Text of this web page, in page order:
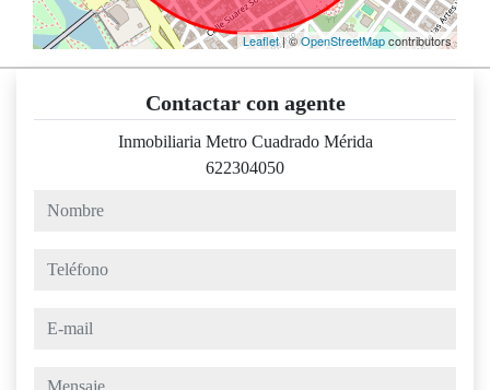
Leaflet| ©OpenStreetMapcontributors
Contactar con agente
Inmobiliaria Metro Cuadrado Mérida
622304050
nombre
teléfono
e-mail
mensaje